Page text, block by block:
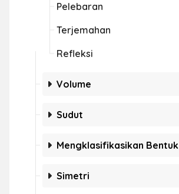
Pelebaran
Terjemahan
Refleksi
Volume
Sudut
Mengklasifikasikan Bentuk
Simetri